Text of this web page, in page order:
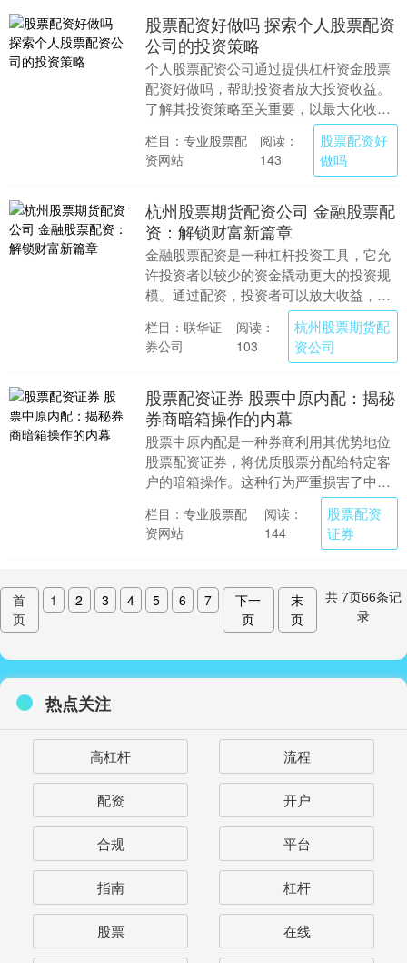
股票配资好做吗 探索个人股票配资
公司的投资策略
个人股票配资公司通过提供杠杆资金股票
配资好做吗，帮助投资者放大投资收益。
了解其投资策略至关重要，以最大化收益
并管理风险。 使用8倍杠杆炒股时，投资
者需要格外谨慎....
栏目：专业股票配
资网站
阅读：
143
股票配资好
做吗
杭州股票期货配资公司 金融股票配
资：解锁财富新篇章
金融股票配资是一种杠杆投资工具，它允
许投资者以较少的资金撬动更大的投资规
模。通过配资，投资者可以放大收益，但
同时也要承担更高的风险。 * 放大收益：
高杠杆率可以....
栏目：联华证
券公司
阅读：
103
杭州股票期货配
资公司
股票配资证券 股票中原内配：揭秘
券商暗箱操作的内幕
股票中原内配是一种券商利用其优势地位
股票配资证券，将优质股票分配给特定客
户的暗箱操作。这种行为严重损害了中小
投资者的利益，扰乱了市场秩序。 选择一
家信誉良好、监....
栏目：专业股票配
资网站
阅读：
144
股票配资
证券
首
页
1 2 3 4 5 6 7
下一
页
末
页
共7页66条记
录
热点关注
高杠杆 流程
配资 开户
合规 平台
指南 杠杆
股票 在线